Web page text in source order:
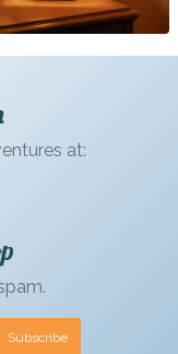
at:
Subscribe